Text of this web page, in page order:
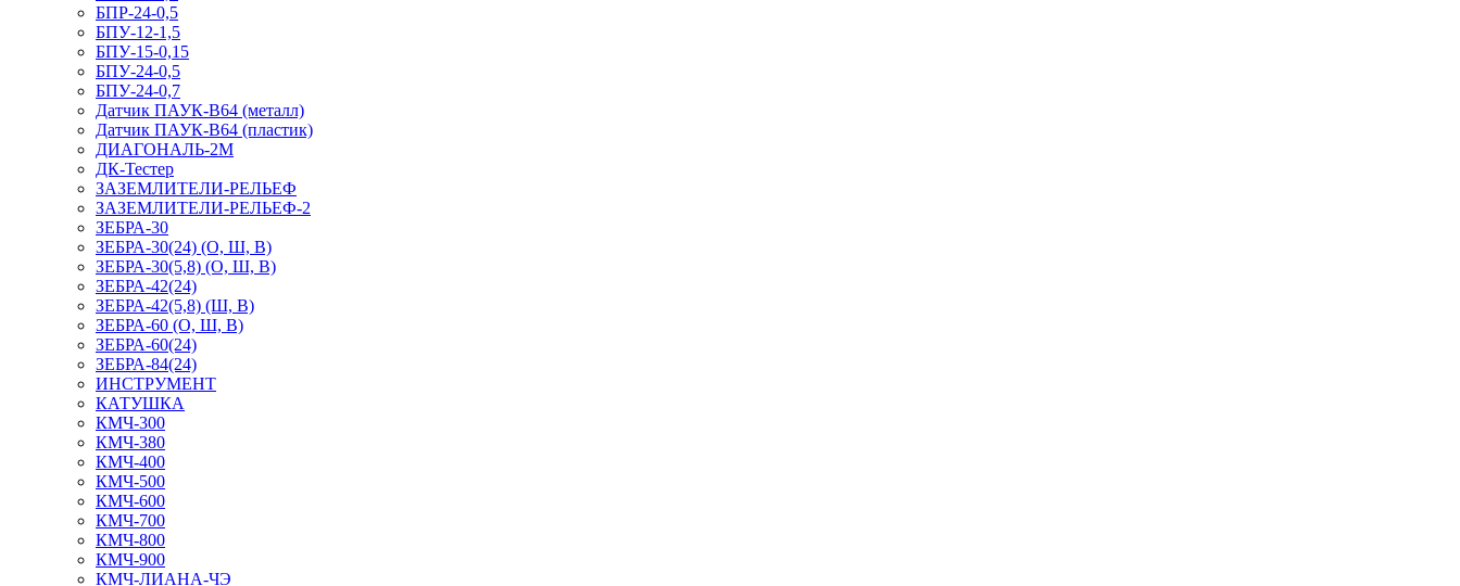
БПР-24-0,5
БПУ-12-1,5
БПУ-15-0,15
БПУ-24-0,5
БПУ-24-0,7
Датчик ПАУК-В64 (металл)
Датчик ПАУК-В64 (пластик)
ДИАГОНАЛЬ-2М
ДК-Тестер
ЗАЗЕМЛИТЕЛИ-РЕЛЬЕФ
ЗАЗЕМЛИТЕЛИ-РЕЛЬЕФ-2
ЗЕБРА-30
ЗЕБРА-30(24) (О, Ш, В)
ЗЕБРА-30(5,8) (О, Ш, В)
ЗЕБРА-42(24)
ЗЕБРА-42(5,8) (Ш, В)
ЗЕБРА-60 (О, Ш, В)
ЗЕБРА-60(24)
ЗЕБРА-84(24)
ИНСТРУМЕНТ
КАТУШКА
КМЧ-300
КМЧ-380
КМЧ-400
КМЧ-500
КМЧ-600
КМЧ-700
КМЧ-800
КМЧ-900
КМЧ-ЛИАНА-ЧЭ